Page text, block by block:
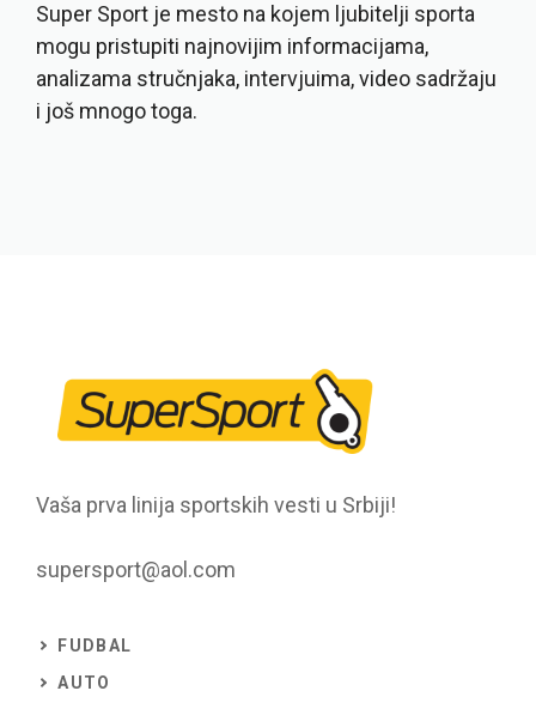
Super Sport je mesto na kojem ljubitelji sporta
mogu pristupiti najnovijim informacijama,
analizama stručnjaka, intervjuima, video sadržaju
i još mnogo toga.
Vaša prva linija sportskih vesti u Srbiji!
supersport@aol.com
FUDBAL
AUTO